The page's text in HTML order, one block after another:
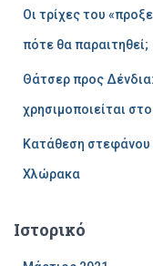
Οι τρίχες του
πότε θα παραιτηθεί;
Θάτσερ προς
χρησιμοποιείται
Κατάθεση στεφάνου
Χλώρακα
Ιστορικό